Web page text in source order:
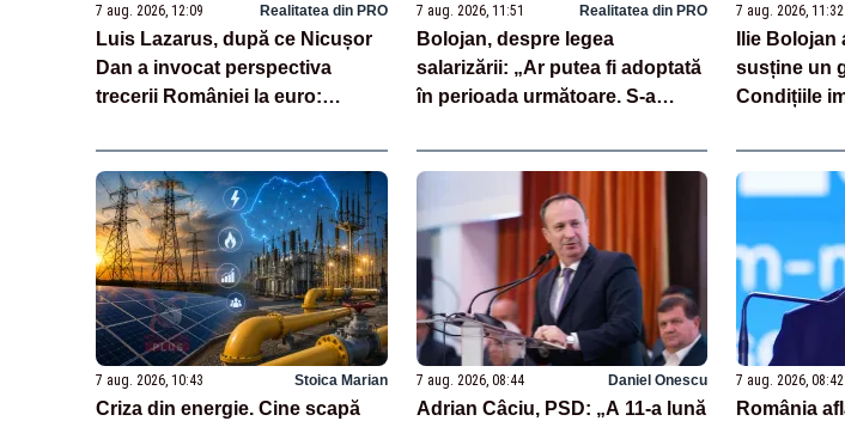
7 aug. 2026, 12:09 Realitatea din PRO
Luis Lazarus, după ce Nicușor
Dan a invocat perspectiva
trecerii României la euro:
suveranitate”
7 aug. 2026, 11:51 Realitatea din PRO
Bolojan, despre legea
salarizării: „Ar putea fi adoptată
în perioada următoare. S-a
unor discursuri iresponsabile în
spaţiul public”
7 aug. 2026, 11:32
Ilie
susține un
Condițiile
7 aug. 2026, 10:43 Stoica Marian
Criza din energie. Cine scapă
7 aug. 2026, 08:44 Daniel Onescu
Adrian Câciu, PSD: „A 11-a lună
7 aug. 2026, 08:42
România